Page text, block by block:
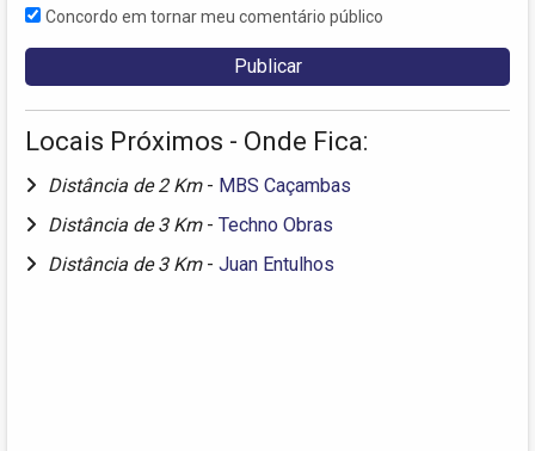
Concordo em tornar meu comentário público
Locais Próximos - Onde Fica:
Distância de 2 Km - MBS Caçambas
Distância de 3 Km - Techno Obras
Distância de 3 Km - Juan Entulhos